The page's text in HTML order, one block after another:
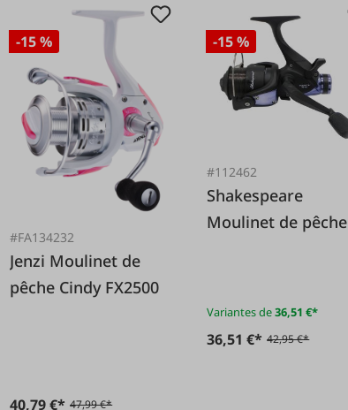
-15 %
#FA134232
Jenzi Moulinet de
pêche Cindy FX2500
40,79 €* 47,99 €*
-15 %
#112462
Shakespeare
Moulinet de pêche
Variantes de36,51 €*
36,51 €* 42,95 €*